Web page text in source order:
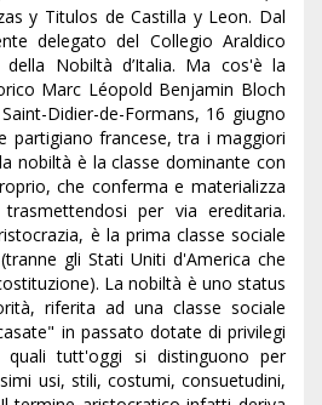
y Titulos de Castilla y Leon. Dal
delegato del Collegio Araldico
della Nobiltà d’Italia. Ma cos'è la
Marc Léopold Benjamin Bloch
Didier-de-Formans, 16 giugno
partigiano francese, tra i maggiori
nobiltà è la classe dominante con
che conferma e materializza
per via ereditaria.
è la prima classe sociale
gli Stati Uniti d'America che
La nobiltà è uno status
riferita ad una classe sociale
in passato dotate di privilegi
quali tutt'oggi si distinguono per
usi, stili, costumi, consuetudini,